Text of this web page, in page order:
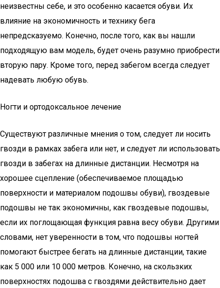
неизвестны себе, и это особенно касается обуви. Их
влияние на экономичность и технику бега
непредсказуемо. Конечно, после того, как вы нашли
подходящую вам модель, будет очень разумно приобрести
вторую пару. Кроме того, перед забегом всегда следует
надевать любую обувь.
Ногти и ортодоксальное лечение
Существуют различные мнения о том, следует ли носить
гвозди в рамках забега или нет, и следует ли использовать
гвозди в забегах на длинные дистанции. Несмотря на
хорошее сцепление (обеспечиваемое площадью
поверхности и материалом подошвы обуви), гвоздевые
подошвы не так экономичны, как гвоздевые подошвы,
если их поглощающая функция равна весу обуви. Другими
словами, нет уверенности в том, что подошвы ногтей
помогают быстрее бегать на длинные дистанции, такие
как 5 000 или 10 000 метров. Конечно, на скользких
поверхностях подошва с гвоздями действительно дает